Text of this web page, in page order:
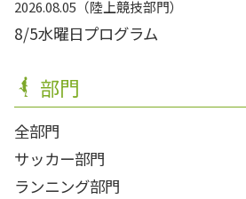
2026.08.05 陸上競技部門
8/5水曜日プログラム
部門
全部門
サッカー部門
ランニング部門